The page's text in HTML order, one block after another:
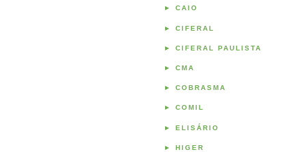
► CAIO
► CIFERAL
► CIFERAL PAULISTA
► CMA
► COBRASMA
► COMIL
► ELISÁRIO
► HIGER